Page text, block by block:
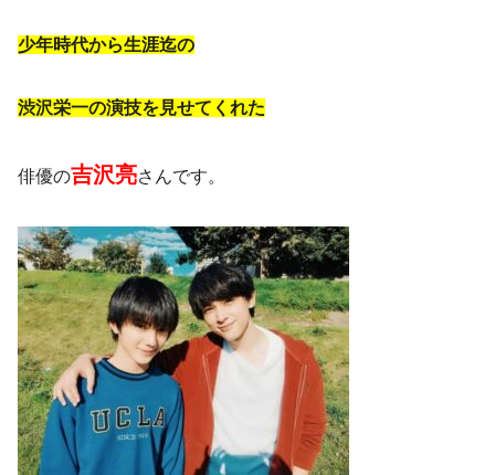
少年時代から生涯迄の
渋沢栄一の演技を見せてくれた
俳優の吉沢亮さんです。